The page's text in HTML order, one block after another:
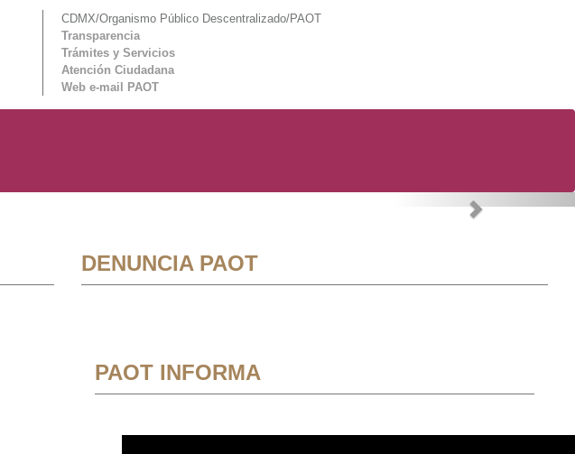
CDMX/Organismo Público Descentralizado/PAOT
Transparencia
Trámites y Servicios
Atención Ciudadana
Web e-mail PAOT
Next
DENUNCIA PAOT
PAOT INFORMA